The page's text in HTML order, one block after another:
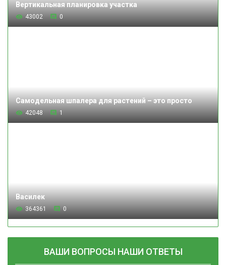
Вертикальная планировка участка
43002 0
Самодельная шпалера для растений – это просто
42048 1
Василек
364361 0
ВАШИ ВОПРОСЫ НАШИ ОТВЕТЫ